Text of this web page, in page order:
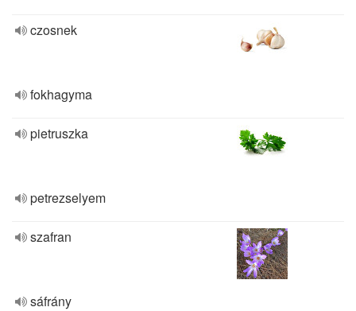
czosnek
fokhagyma
pietruszka
petrezselyem
szafran
sáfrány